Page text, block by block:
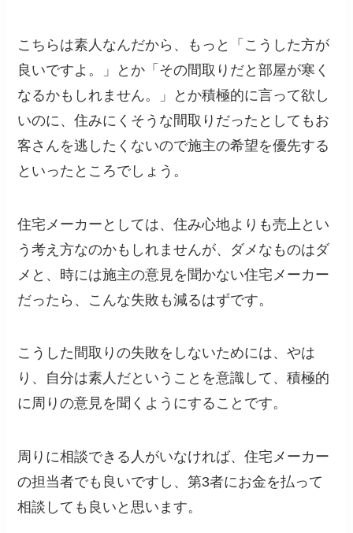
こちらは素人なんだから、もっと「こうした方が
良いですよ。」とか「その間取りだと部屋が寒く
なるかもしれません。」とか積極的に言って欲し
いのに、住みにくそうな間取りだったとしてもお
客さんを逃したくないので施主の希望を優先する
といったところでしょう。
住宅メーカーとしては、住み心地よりも売上とい
う考え方なのかもしれませんが、ダメなものはダ
メと、時には施主の意見を聞かない住宅メーカー
だったら、こんな失敗も減るはずです。
こうした間取りの失敗をしないためには、やは
り、自分は素人だということを意識して、積極的
に周りの意見を聞くようにすることです。
周りに相談できる人がいなければ、住宅メーカー
の担当者でも良いですし、第3者にお金を払って
相談しても良いと思います。